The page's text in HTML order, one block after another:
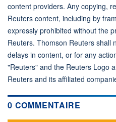
content providers. Any copying,
Reuters content, including by
expressly prohibited without the
Reuters. Thomson Reuters shall
delays in content, or for any
"Reuters" and the Reuters Logo
Reuters and its affiliated
0 COMMENTAIRE